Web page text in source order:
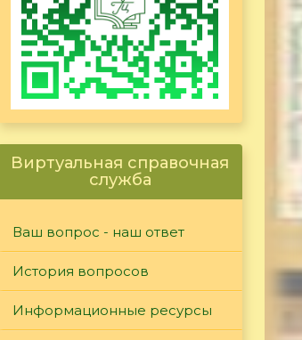
Виртуальная справочная
служба
Ваш вопрос - наш ответ
История вопросов
Информационные ресурсы